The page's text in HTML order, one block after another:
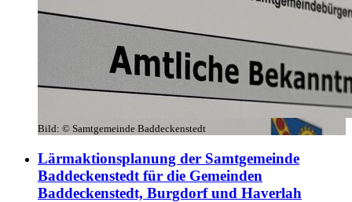
Bild: © Samtgemeinde Baddeckenstedt
Lärmaktionsplanung der Samtgemeinde
Baddeckenstedt für die Gemeinden
Baddeckenstedt, Burgdorf und Haverlah